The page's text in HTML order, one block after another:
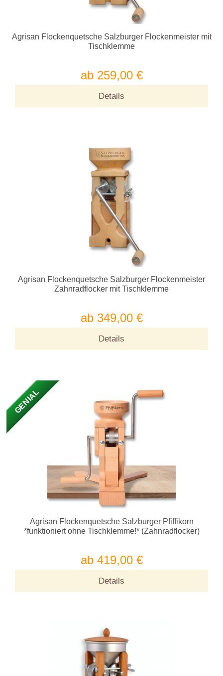
Agrisan Flockenquetsche Salzburger Flockenmeister mit
Tischklemme
ab 259,00 €
Details
Agrisan Flockenquetsche Salzburger Flockenmeister
Zahnradflocker mit Tischklemme
ab 349,00 €
Details
GENIAL
Agrisan Flockenquetsche Salzburger Pfiffikorn
*funktioniert ohne Tischklemme!* (Zahnradflocker)
ab 419,00 €
Details